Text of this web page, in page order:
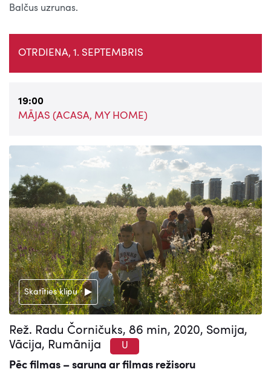
Balčus uzrunas.
OTRDIENA, 1. SEPTEMBRIS
19:00
MĀJAS (ACASA, MY HOME)
Skatīties klipu
Rež. Radu Čorničuks, 86 min, 2020, Somija,
Vācija, Rumānija
U
Pēc filmas – saruna ar filmas režisoru